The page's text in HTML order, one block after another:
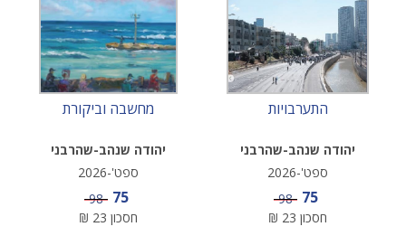
התערבויות
יהודה שנהב-שהרבני
ספט'-2026
מחיר מבצע
75 מחיר
98
חסכון 23
₪
מחשבה וביקורת
יהודה שנהב-שהרבני
ספט'-2026
מחיר מבצע
75 מחיר
98
חסכון 23
₪